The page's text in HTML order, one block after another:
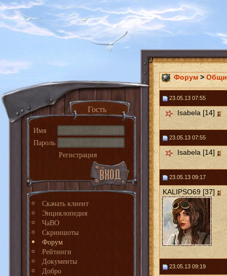
Гость
Имя
Пароль
Регистрация
Скачать клиент
Энциклопедия
ЧаВО
Скриншоты
Форум
Рейтинги
Документы
Добро
Форум >
23.05.13 07:55
Isabela [14]
23.05.13 07:55
Isabela [14]
23.05.13 09:17
KALIPSO69 [37]
23.05.13 09:19